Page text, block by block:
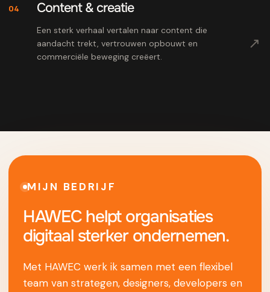
04 Content & creatie
Een sterk verhaal vertalen naar content die
aandacht trekt, vertrouwen opbouwt en
commerciële beweging creëert.
↗
MIJN BEDRIJF
HAWEC helpt organisaties
digitaal sterker ondernemen.
Met HAWEC werk ik samen met een flexibel
team van strategen, designers, developers en